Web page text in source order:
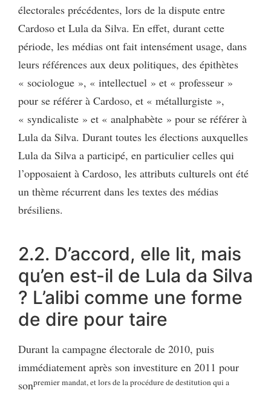
électorales précédentes, lors de la dispute entre
Cardoso et Lula da Silva. En effet, durant cette
période, les médias ont fait intensément usage, dans
leurs références aux deux politiques, des épithètes
« sociologue », « intellectuel » et « professeur »
pour se référer à Cardoso, et « métallurgiste »,
« syndicaliste » et « analphabète » pour se référer à
Lula da Silva. Durant toutes les élections auxquelles
Lula da Silva a participé, en particulier celles qui
l’opposaient à Cardoso, les attributs culturels ont été
un thème récurrent dans les textes des médias
brésiliens.
2.2. D’accord, elle lit, mais
qu’en est-il de Lula da Silva
? L’alibi comme une forme
de dire pour taire
Durant la campagne électorale de 2010, puis
immédiatement après son investiture en 2011 pour
sonpremier mandat, et lors de la procédure de destitution qui a